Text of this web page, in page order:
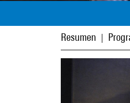
Resumen